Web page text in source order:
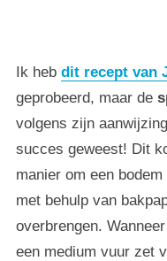
Ik heb dit recept van
geprobeerd, maar de
volgens zijn
succes geweest! Dit
manier om een
met behulp van
overbrengen.
een medium vuur zet